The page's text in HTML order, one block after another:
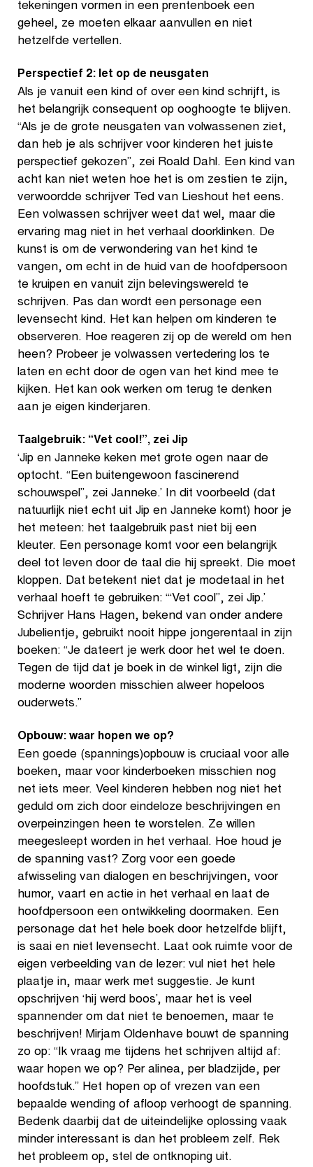
tekeningen vormen in een prentenboek een
geheel, ze moeten elkaar aanvullen en niet
hetzelfde vertellen.
Perspectief 2: let op de neusgaten
Als je vanuit een kind of over een kind schrijft, is
het belangrijk consequent op ooghoogte te blijven.
“Als je de grote neusgaten van volwassenen ziet,
dan heb je als schrijver voor kinderen het juiste
perspectief gekozen”, zei Roald Dahl. Een kind van
acht kan niet weten hoe het is om zestien te zijn,
verwoordde schrijver Ted van Lieshout het eens.
Een volwassen schrijver weet dat wel, maar die
ervaring mag niet in het verhaal doorklinken. De
kunst is om de verwondering van het kind te
vangen, om echt in de huid van de hoofdpersoon
te kruipen en vanuit zijn belevingswereld te
schrijven. Pas dan wordt een personage een
levensecht kind. Het kan helpen om kinderen te
observeren. Hoe reageren zij op de wereld om hen
heen? Probeer je volwassen vertedering los te
laten en echt door de ogen van het kind mee te
kijken. Het kan ook werken om terug te denken
aan je eigen kinderjaren.
Taalgebruik: “Vet cool!”, zei Jip
‘Jip en Janneke keken met grote ogen naar de
optocht. “Een buitengewoon fascinerend
schouwspel”, zei Janneke.’ In dit voorbeeld (dat
natuurlijk niet echt uit Jip en Janneke komt) hoor je
het meteen: het taalgebruik past niet bij een
kleuter. Een personage komt voor een belangrijk
deel tot leven door de taal die hij spreekt. Die moet
kloppen. Dat betekent niet dat je modetaal in het
verhaal hoeft te gebruiken: ‘“Vet cool”, zei Jip.’
Schrijver Hans Hagen, bekend van onder andere
Jubelientje, gebruikt nooit hippe jongerentaal in zijn
boeken: “Je dateert je werk door het wel te doen.
Tegen de tijd dat je boek in de winkel ligt, zijn die
moderne woorden misschien alweer hopeloos
ouderwets.”
Opbouw: waar hopen we op?
Een goede (spannings)opbouw is cruciaal voor alle
boeken, maar voor kinderboeken misschien nog
net iets meer. Veel kinderen hebben nog niet het
geduld om zich door eindeloze beschrijvingen en
overpeinzingen heen te worstelen. Ze willen
meegesleept worden in het verhaal. Hoe houd je
de spanning vast? Zorg voor een goede
afwisseling van dialogen en beschrijvingen, voor
humor, vaart en actie in het verhaal en laat de
hoofdpersoon een ontwikkeling doormaken. Een
personage dat het hele boek door hetzelfde blijft,
is saai en niet levensecht. Laat ook ruimte voor de
eigen verbeelding van de lezer: vul niet het hele
plaatje in, maar werk met suggestie. Je kunt
opschrijven ‘hij werd boos’, maar het is veel
spannender om dat niet te benoemen, maar te
beschrijven! Mirjam Oldenhave bouwt de spanning
zo op: “Ik vraag me tijdens het schrijven altijd af:
waar hopen we op? Per alinea, per bladzijde, per
hoofdstuk.” Het hopen op of vrezen van een
bepaalde wending of afloop verhoogt de spanning.
Bedenk daarbij dat de uiteindelijke oplossing vaak
minder interessant is dan het probleem zelf. Rek
het probleem op, stel de ontknoping uit.